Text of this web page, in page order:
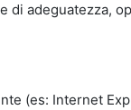
(es: Internet